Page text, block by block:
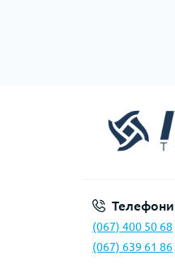
Телефони
(067) 400 50 68
(067) 639 61 86